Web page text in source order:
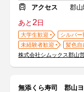
アクセス
郡山
あと2日
大学生歓迎 シルバー
未経験者歓迎
髪色自
株式会社シムックス郡山
無添くら寿司 郡山